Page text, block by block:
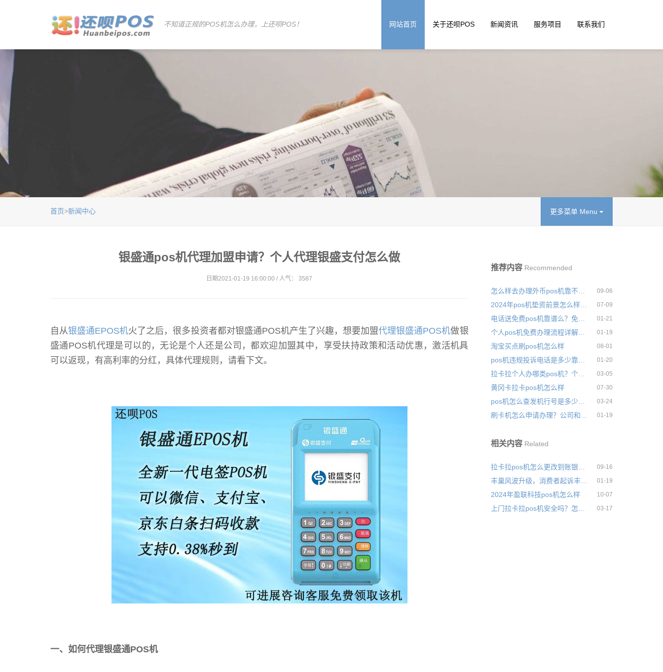
不知道正规的POS机怎么办理，上还呗POS！ 网站首页 关于还呗POS 新闻资讯 服务项目 联系我们
更多菜单 Menu
首页>新闻中心
银盛通pos机代理加盟申请？个人代理银盛支付怎么做
日期2021-01-19 16:00:00 / 人气： 3587
自从银盛通EPOS机火了之后，很多投资者都对银盛通POS机产生了兴趣，想要加盟代理银盛通POS机做银
盛通POS机代理是可以的，无论是个人还是公司，都欢迎加盟其中，享受扶持政策和活动优惠，激活机具
可以返现，有高利率的分红，具体代理规则，请看下文。
一、如何代理银盛通POS机
推荐内容 Recommended
怎么样去办理外币pos机靠不靠谱 09-06
2024年pos机垫资前景怎么样安全可靠吗 07-09
01-21
个人pos机免费办理流程详解，正规渠道办理客服 01-19
淘宝买点刷pos机怎么样 08-01
01-20
拉卡拉个人办哪类pos机？个人养卡哪款会比较好 03-05
黄冈卡拉卡pos机怎么样 07-30
03-24
01-19
相关内容 Related
09-16
丰巢风波升级，消费者起诉丰巢收费 01-19
2024年盈联科技pos机怎么样 10-07
03-17